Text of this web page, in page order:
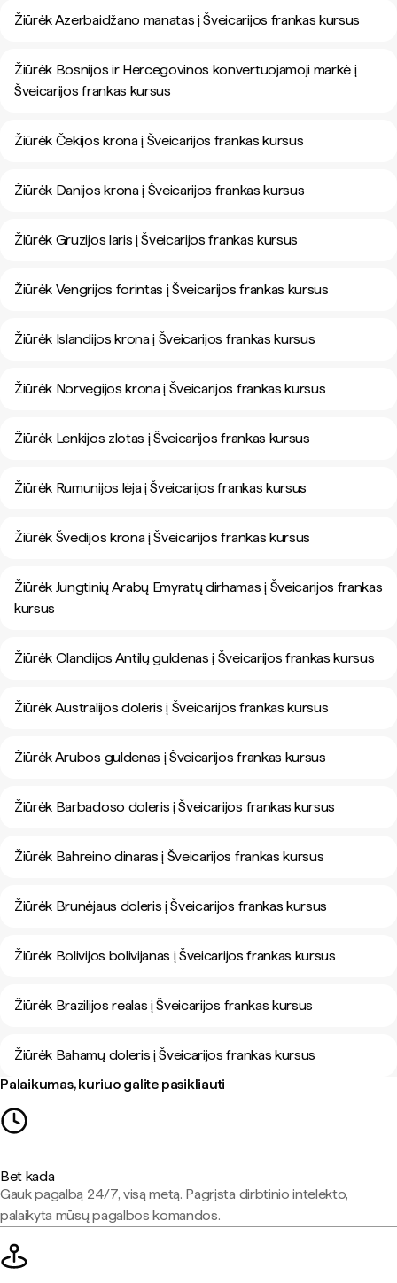
Žiūrėk Azerbaidžano manatas į Šveicarijos frankas kursus
Žiūrėk Bosnijos ir Hercegovinos konvertuojamoji markė į
Šveicarijos frankas kursus
Žiūrėk Čekijos krona į Šveicarijos frankas kursus
Žiūrėk Danijos krona į Šveicarijos frankas kursus
Žiūrėk Gruzijos laris į Šveicarijos frankas kursus
Žiūrėk Vengrijos forintas į Šveicarijos frankas kursus
Žiūrėk Islandijos krona į Šveicarijos frankas kursus
Žiūrėk Norvegijos krona į Šveicarijos frankas kursus
Žiūrėk Lenkijos zlotas į Šveicarijos frankas kursus
Žiūrėk Rumunijos lėja į Šveicarijos frankas kursus
Žiūrėk Švedijos krona į Šveicarijos frankas kursus
Žiūrėk Jungtinių Arabų Emyratų dirhamas į Šveicarijos frankas
kursus
Žiūrėk Olandijos Antilų guldenas į Šveicarijos frankas kursus
Žiūrėk Australijos doleris į Šveicarijos frankas kursus
Žiūrėk Arubos guldenas į Šveicarijos frankas kursus
Žiūrėk Barbadoso doleris į Šveicarijos frankas kursus
Žiūrėk Bahreino dinaras į Šveicarijos frankas kursus
Žiūrėk Brunėjaus doleris į Šveicarijos frankas kursus
Žiūrėk Bolivijos bolivijanas į Šveicarijos frankas kursus
Žiūrėk Brazilijos realas į Šveicarijos frankas kursus
Žiūrėk Bahamų doleris į Šveicarijos frankas kursus
Palaikumas, kuriuo galite pasikliauti
Bet kada
Gauk pagalbą 24/7, visą metą. Pagrįsta dirbtinio intelekto,
palaikyta mūsų pagalbos komandos.